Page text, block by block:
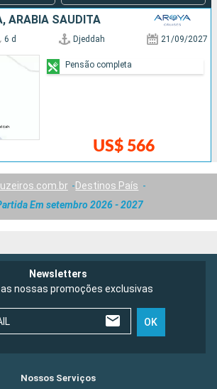
ARABIA SAUDITA
6 d Djeddah 21/09/2027
US$ 566
Pensão completa
Destinos País
Em setembro 2026 - 2027
Newsletters
as nossas promoções exclusivas
OK
Nossos Serviços